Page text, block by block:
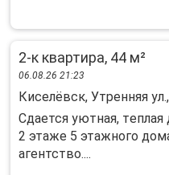
2-к квартира, 44 м²
06.08.26 21:23
Киселёвск, Утренняя
Cдается уютная,
2 этаже 5 этажнoго
aгентство....